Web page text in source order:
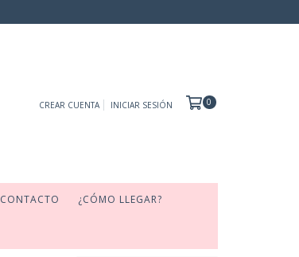
CREAR CUENTA INICIAR SESIÓN 0
CONTACTO ¿CÓMO LLEGAR?